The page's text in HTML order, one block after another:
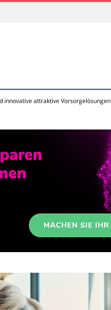
innovative attraktive Vorsorgelösungen